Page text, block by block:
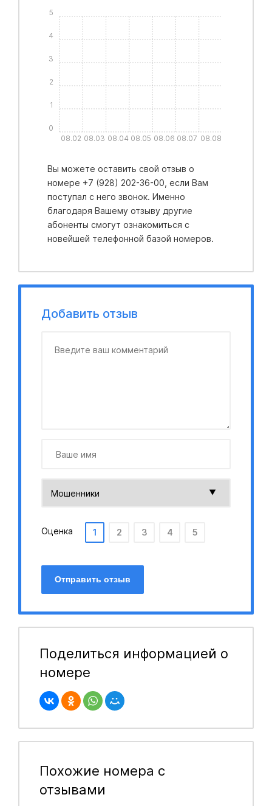
08.02 08.03 08.04 08.05 08.06 08.07 08.08
0
1
2
3
4
5
Вы можете оставить свой отзыв о
номере +7 (928) 202-36-00, если Вам
поступал с него звонок. Именно
благодаря Вашему отзыву другие
абоненты смогут ознакомиться с
новейшей телефонной базой номеров.
Добавить отзыв
Оценка 1 2 3 4 5
Отправить отзыв
Поделиться информацией о
номере
Похожие номера с
отзывами